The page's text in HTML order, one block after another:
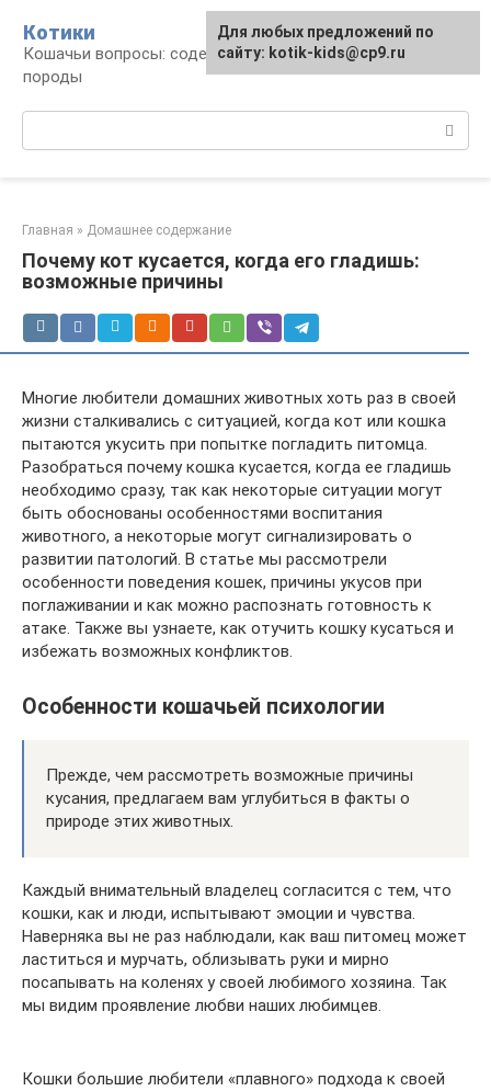
контенту
Котики
Кошачьи вопросы: содержание, лечение,
породы
Главная » Домашнее содержание
Почему кот кусается, когда его гладишь:
возможные причины
Многие любители домашних животных хоть раз в своей
жизни сталкивались с ситуацией, когда кот или кошка
пытаются укусить при попытке погладить питомца.
Разобраться почему кошка кусается, когда ее гладишь
необходимо сразу, так как некоторые ситуации могут
быть обоснованы особенностями воспитания
животного, а некоторые могут сигнализировать о
развитии патологий. В статье мы рассмотрели
особенности поведения кошек, причины укусов при
поглаживании и как можно распознать готовность к
атаке. Также вы узнаете, как отучить кошку кусаться и
избежать возможных конфликтов.
Особенности кошачьей психологии
Прежде, чем рассмотреть возможные причины
кусания, предлагаем вам углубиться в факты о
природе этих животных.
Каждый внимательный владелец согласится с тем, что
кошки, как и люди, испытывают эмоции и чувства.
Наверняка вы не раз наблюдали, как ваш питомец может
ластиться и мурчать, облизывать руки и мирно
посапывать на коленях у своей любимого хозяина. Так
мы видим проявление любви наших любимцев.
Кошки большие любители «плавного» подхода к своей
Для любых предложений по
сайту: kotik-kids@cp9.ru